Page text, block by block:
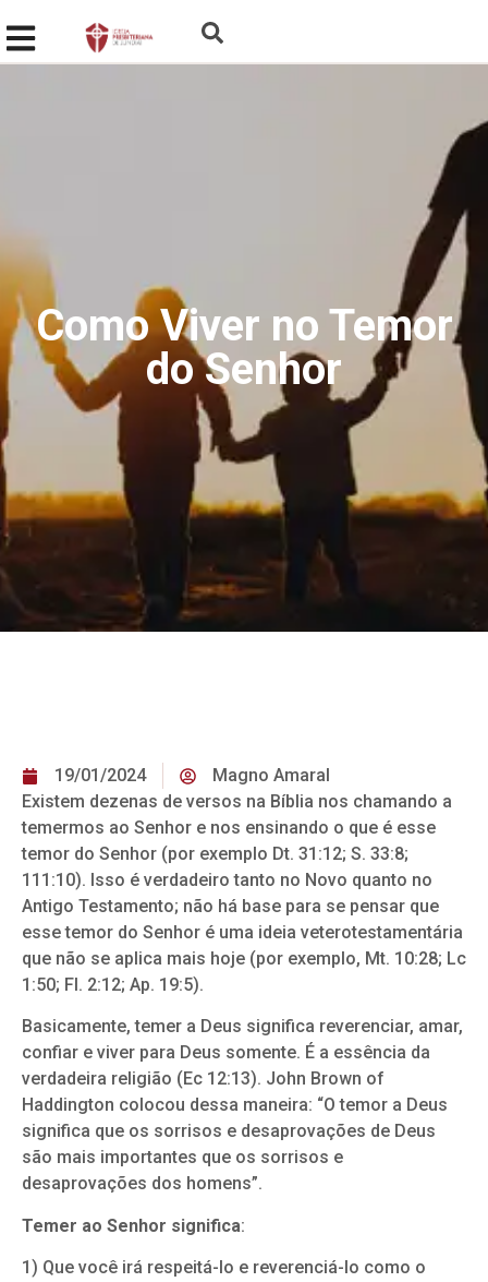
Como Viver no Temor
do Senhor
19/01/2024
Magno Amaral
Existem dezenas de versos na Bíblia nos chamando a
temermos ao Senhor e nos ensinando o que é esse
temor do Senhor (por exemplo Dt. 31:12; S. 33:8;
111:10). Isso é verdadeiro tanto no Novo quanto no
Antigo Testamento; não há base para se pensar que
esse temor do Senhor é uma ideia veterotestamentária
que não se aplica mais hoje (por exemplo, Mt. 10:28; Lc
1:50; Fl. 2:12; Ap. 19:5).
Basicamente, temer a Deus significa reverenciar, amar,
confiar e viver para Deus somente. É a essência da
verdadeira religião (Ec 12:13). John Brown of
Haddington colocou dessa maneira: “O temor a Deus
significa que os sorrisos e desaprovações de Deus
são mais importantes que os sorrisos e
desaprovações dos homens”.
Temer ao Senhor significa:
1) Que você irá respeitá-lo e reverenciá-lo como o